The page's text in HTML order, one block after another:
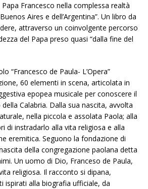
Francesco nella complessa realtà
Aires e dell’Argentina”. Un libro da
attraverso un coinvolgente percorso
del Papa preso quasi “dalla fine del
“Francesco de Paula- L’Opera”
60 elementi in scena, articolata in
epopea musicale per conoscere il
Calabria. Dalla sua nascita, avvolta
nella piccola e assolata Paola; alla
di instradarlo alla vita religiosa e alla
eremitica. Seguono la fondazione di
della congregazione paolana detta
Un uomo di Dio, Franceso de Paula,
religiosa. Il racconto si dipana,
ispirati alla biografia ufficiale, da